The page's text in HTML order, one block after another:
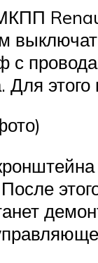
с
Для